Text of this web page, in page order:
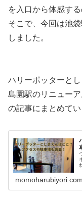
を入口から体感す
そこで、今回は池
しました。
ハリーポッターと
島園駅のリニュー
の記事にまとめて
momoharubiyori.com